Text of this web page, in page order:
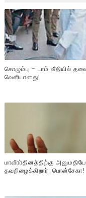
கொழும்பு – டாம் வீதியில்
வௌியானது!
மாவீரர்தினத்திற்கு
தவறிழைக்கிறார்: பொன்சேகா!